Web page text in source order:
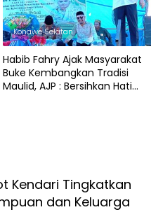
Konawe Selatan
Habib Fahry Ajak Masyarakat
Buke Kembangkan Tradisi
Maulid, AJP : Bersihkan Hati
Kendari Tingkatkan
dan Keluarga